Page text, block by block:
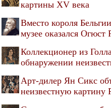
картины XV века
Вместо короля
музее оказался Огюст
Коллекционер из
обнаружении
Арт-дилер Ян Сикс
неизвестную картину